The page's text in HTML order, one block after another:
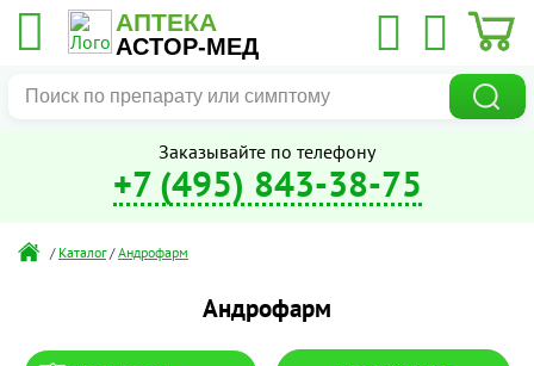
АПТЕКА
АСТОР-МЕД
Заказывайте по телефону
+7 (495) 843-38-75
/ Каталог /Андрофарм
Андрофарм